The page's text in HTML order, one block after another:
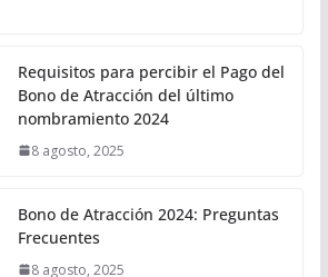
Requisitos para percibir el Pago del
Bono de Atracción del último
nombramiento 2024
8 agosto, 2025
Bono de Atracción 2024: Preguntas
Frecuentes
8 agosto, 2025